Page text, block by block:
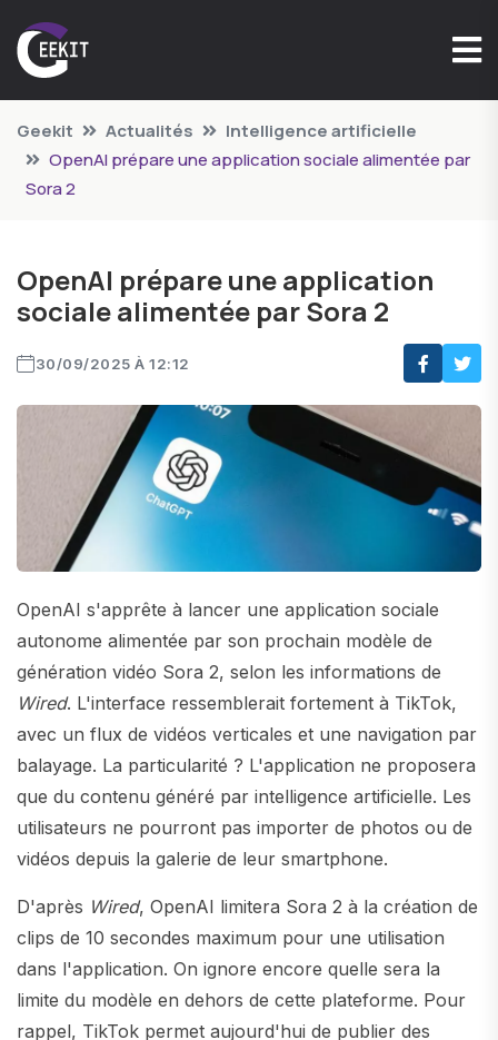
Geekit Actualités
Intelligence artificielle
OpenAI prépare une application sociale alimentée par
Sora 2
OpenAI prépare une application
sociale alimentée par Sora 2
30/09/2025 À 12:12
OpenAI s'apprête à lancer une application sociale
autonome alimentée par son prochain modèle de
génération vidéo Sora 2, selon les informations de
Wired. L'interface ressemblerait fortement à TikTok,
avec un flux de vidéos verticales et une navigation par
balayage. La particularité ? L'application ne proposera
que du contenu généré par intelligence artificielle. Les
utilisateurs ne pourront pas importer de photos ou de
vidéos depuis la galerie de leur smartphone.
D'après Wired, OpenAI limitera Sora 2 à la création de
clips de 10 secondes maximum pour une utilisation
dans l'application. On ignore encore quelle sera la
limite du modèle en dehors de cette plateforme. Pour
rappel, TikTok permet aujourd'hui de publier des